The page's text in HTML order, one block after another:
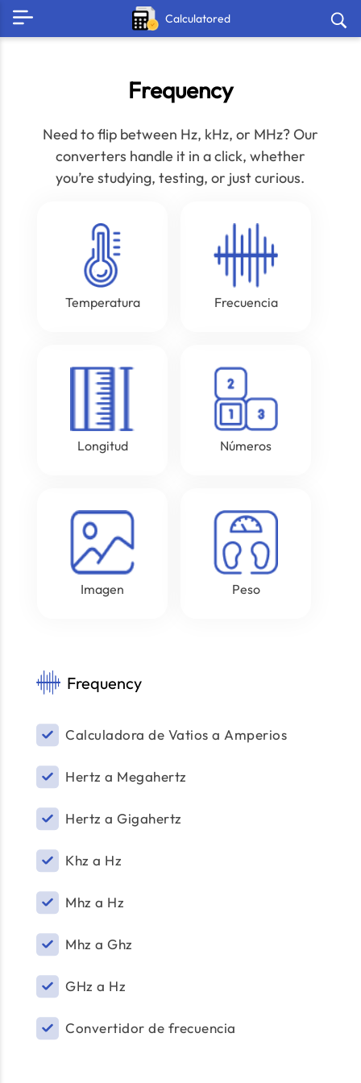
Calculatored
Frequency
Need to flip between Hz, kHz, or MHz? Our
converters handle it in a click, whether
you’re studying, testing, or just curious.
Temperatura Frecuencia
Longitud Números
Imagen Peso
Frequency
Calculadora de Vatios a Amperios
Hertz a Megahertz
Hertz a Gigahertz
Khz a Hz
Mhz a Hz
Mhz a Ghz
GHz a Hz
Convertidor de frecuencia